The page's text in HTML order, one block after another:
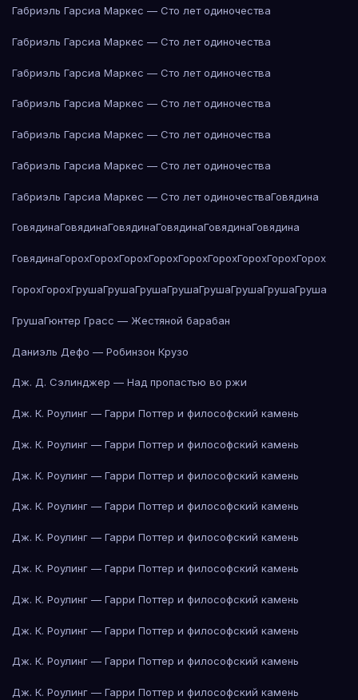
Габриэль Гарсиа Маркес — Сто лет одиночества
Габриэль Гарсиа Маркес — Сто лет одиночества
Габриэль Гарсиа Маркес — Сто лет одиночества
Габриэль Гарсиа Маркес — Сто лет одиночества
Габриэль Гарсиа Маркес — Сто лет одиночества
Габриэль Гарсиа Маркес — Сто лет одиночества
Габриэль Гарсиа Маркес — Сто лет одиночестваГовядина
ГовядинаГовядинаГовядинаГовядинаГовядинаГовядина
ГовядинаГорохГорохГорохГорохГорохГорохГорохГорохГорох
ГорохГорохГрушаГрушаГрушаГрушаГрушаГрушаГрушаГруша
ГрушаГюнтер Грасс — Жестяной барабан
Даниэль Дефо — Робинзон Крузо
Дж. Д. Сэлинджер — Над пропастью во ржи
Дж. К. Роулинг — Гарри Поттер и философский камень
Дж. К. Роулинг — Гарри Поттер и философский камень
Дж. К. Роулинг — Гарри Поттер и философский камень
Дж. К. Роулинг — Гарри Поттер и философский камень
Дж. К. Роулинг — Гарри Поттер и философский камень
Дж. К. Роулинг — Гарри Поттер и философский камень
Дж. К. Роулинг — Гарри Поттер и философский камень
Дж. К. Роулинг — Гарри Поттер и философский камень
Дж. К. Роулинг — Гарри Поттер и философский камень
Дж. К. Роулинг — Гарри Поттер и философский камень